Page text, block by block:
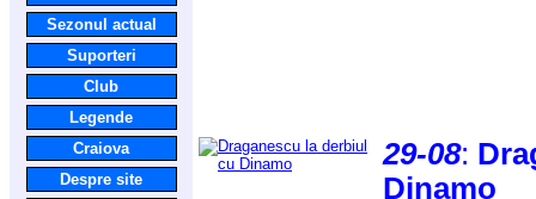
Sezonul actual
Suporteri
Club
Legende
Craiova
Despre site
29-08:
Dinamo